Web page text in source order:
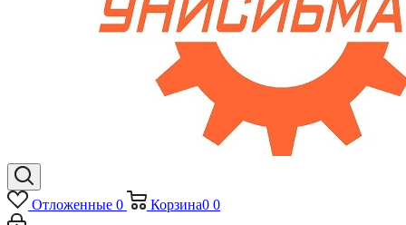
Отложенные 0 Корзина0 0